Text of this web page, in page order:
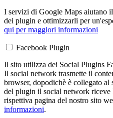
I servizi di Google Maps aiutano
dei plugin e ottimizzarli per
qui per maggiori informazioni
Facebook Plugin
Il sito utilizza dei Social Plugins
Il social network trasmette il
browser, dopodichè è collegato
del plugin il social network riceve
rispettiva pagina del nostro sito
informazioni.